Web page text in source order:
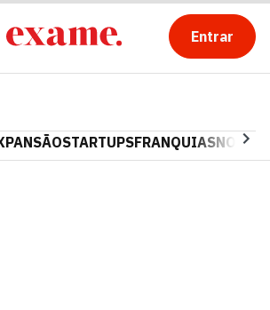
Entrar
STARTUPSFRANQUIAS